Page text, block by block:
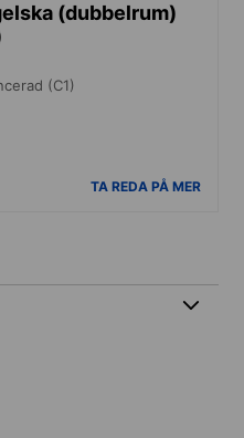
(dubbelrum)
(C1)
TA REDA PÅ MER